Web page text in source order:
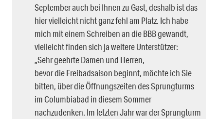
September auch bei Ihnen zu Gast, deshalb ist das
hier vielleicht nicht ganz fehl am Platz. Ich habe
mich mit einem Schreiben an die BBB gewandt,
vielleicht finden sich ja weitere Unterstützer:
„Sehr geehrte Damen und Herren,
bevor die Freibadsaison beginnt, möchte ich Sie
bitten, über die Öffnungszeiten des Sprungturms
im Columbiabad in diesem Sommer
nachzudenken. Im letzten Jahr war der Sprungturm